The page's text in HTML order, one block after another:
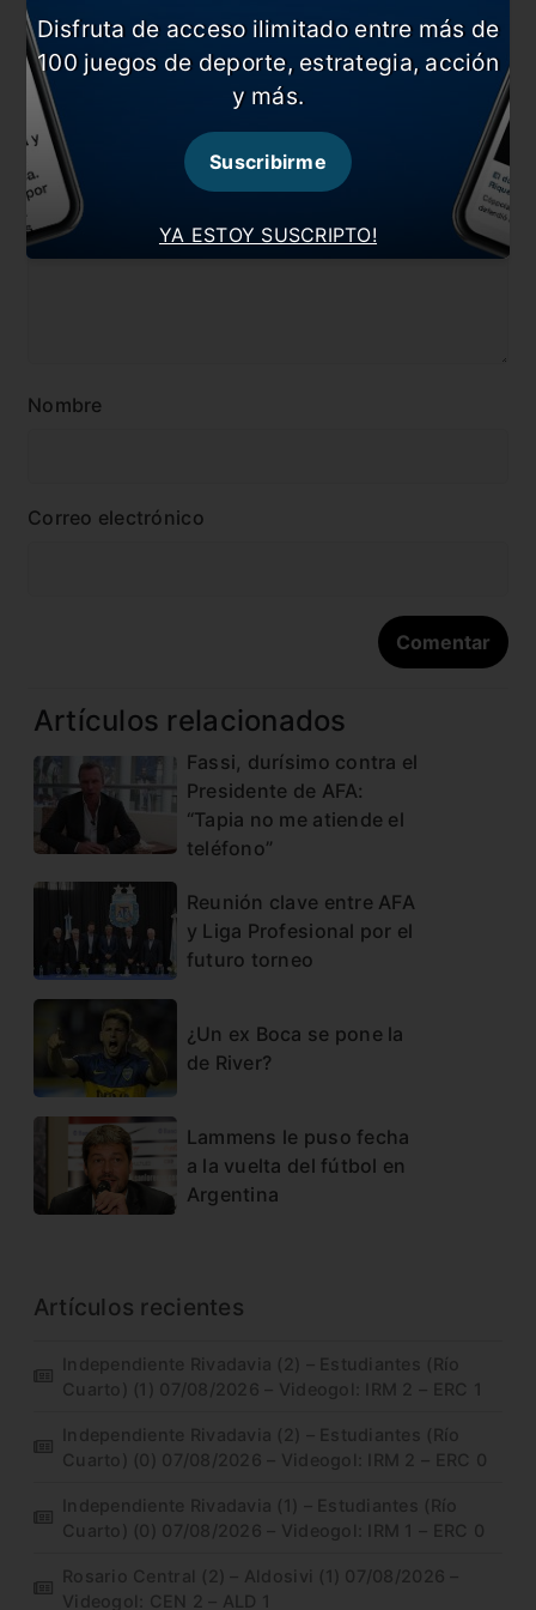
#Tapia
Comentarios
Dejá tu opinión acá!
Nombre
Correo electrónico
Artículos relacionados
Fassi, durísimo contra el
Presidente de AFA:
“Tapia no me atiende el
teléfono”
Reunión clave entre AFA
y Liga Profesional por el
futuro torneo
¿Un ex Boca se pone la
de River?
Lammens le puso fecha
a la vuelta del fútbol en
Argentina
Artículos recientes
Independiente Rivadavia (2) – Estudiantes (Río
Cuarto) (1) 07/08/2026 – Videogol: IRM 2 – ERC 1
Independiente Rivadavia (2) – Estudiantes (Río
Cuarto) (0) 07/08/2026 – Videogol: IRM 2 – ERC 0
Independiente Rivadavia (1) – Estudiantes (Río
Cuarto) (0) 07/08/2026 – Videogol: IRM 1 – ERC 0
Rosario Central (2) – Aldosivi (1) 07/08/2026 –
Videogol: CEN 2 – ALD 1
YA ESTOY SUSCRIPTO!
Disfruta de acceso ilimitado entre más de
100 juegos de deporte, estrategia, acción
y más.
Suscribirme